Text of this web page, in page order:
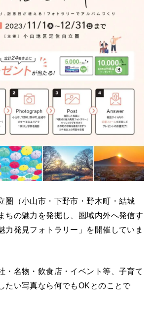
圏（小山市・下野市・野木町・結城
ちの魅力を発掘し、圏域内外へ発信す
力発見フォトラリー」を開催していま
・名物・飲食店・イベント等、子育て
たい写真なら何でもOKとのことで